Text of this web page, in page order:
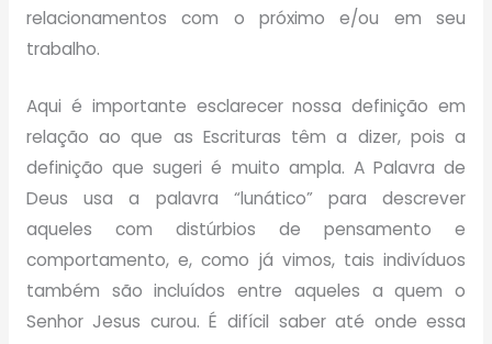
relacionamentos com o próximo e/ou em seu
trabalho.
Aqui é importante esclarecer nossa definição em
relação ao que as Escrituras têm a dizer, pois a
definição que sugeri é muito ampla. A Palavra de
Deus usa a palavra “lunático” para descrever
aqueles com distúrbios de pensamento e
comportamento, e, como já vimos, tais indivíduos
também são incluídos entre aqueles a quem o
Senhor Jesus curou. É difícil saber até onde essa